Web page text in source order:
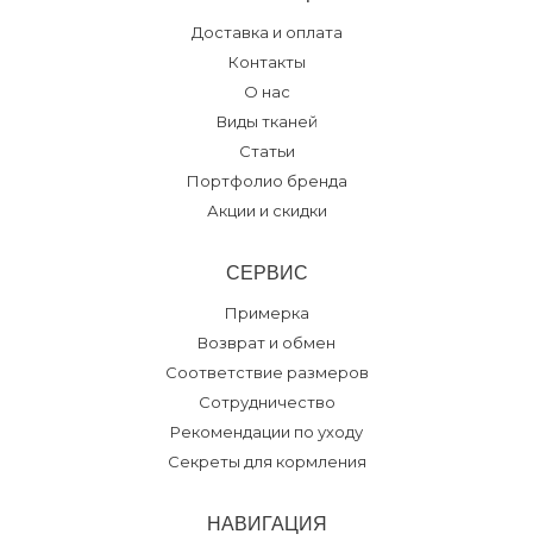
Доставка и оплата
Контакты
О нас
Виды тканей
Статьи
Портфолио бренда
Акции и скидки
СЕРВИС
Примерка
Возврат и обмен
Соответствие размеров
Сотрудничество
Рекомендации по уходу
Секреты для кормления
НАВИГАЦИЯ